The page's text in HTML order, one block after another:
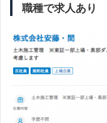
職種で求人あり